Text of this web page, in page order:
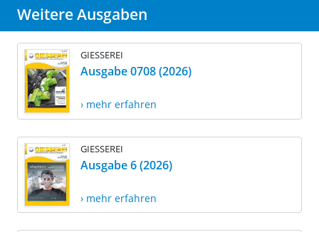
Weitere Ausgaben
GIESSEREI
Ausgabe 0708 (2026)
› mehr erfahren
GIESSEREI
Ausgabe 6 (2026)
› mehr erfahren